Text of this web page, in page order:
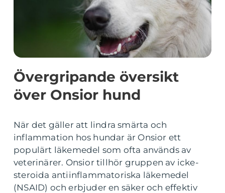
Övergripande översikt
över Onsior hund
När det gäller att lindra smärta och
inflammation hos hundar är Onsior ett
populärt läkemedel som ofta används av
veterinärer. Onsior tillhör gruppen av icke-
steroida antiinflammatoriska läkemedel
(NSAID) och erbjuder en säker och effektiv